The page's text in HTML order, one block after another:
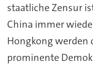
staatliche Zensur
China immer
Hongkong werden
prominente